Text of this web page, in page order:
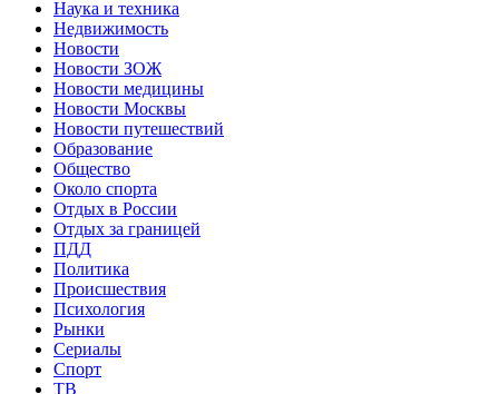
Наука и техника
Недвижимость
Новости
Новости ЗОЖ
Новости медицины
Новости Москвы
Новости путешествий
Образование
Общество
Около спорта
Отдых в России
Отдых за границей
ПДД
Политика
Происшествия
Психология
Рынки
Сериалы
Спорт
ТВ